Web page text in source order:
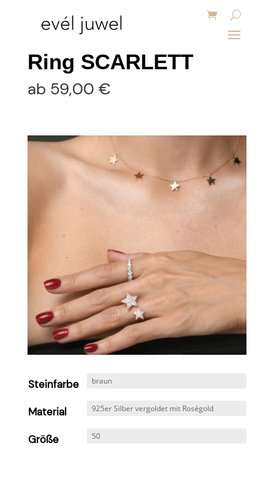
Ring SCARLETT
ab 59,00 €
Steinfarbe
Material
Größe